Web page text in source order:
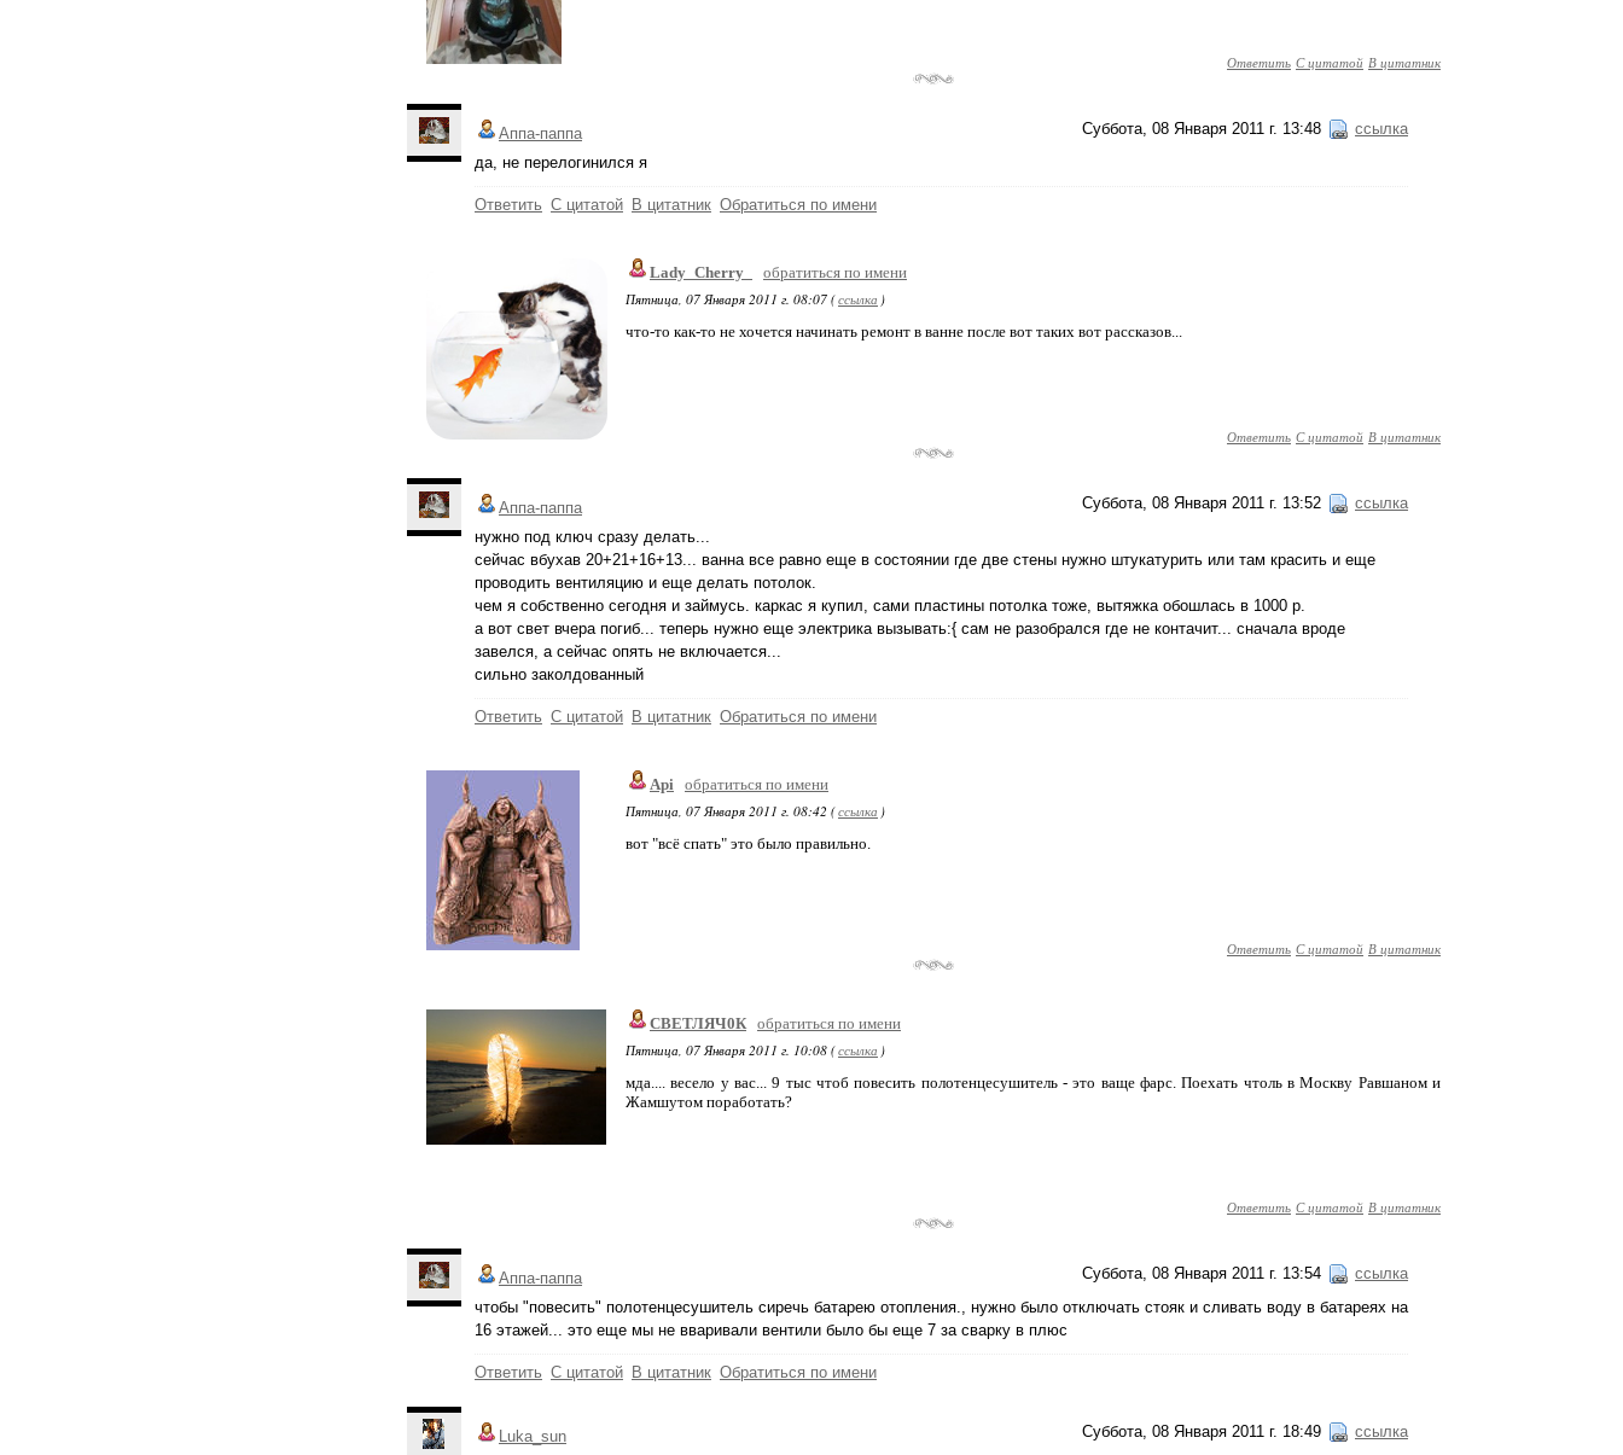
Ответить С цитатой В цитатник
Суббота, 08 Января 2011 г. 13:48 ссылка
Аппа-паппа
да, не перелогинился я
Ответить С цитатой В цитатник Обратиться по имени
Lady_Cherry_
обратиться по имени
Пятница, 07 Января 2011 г. 08:07 (ссылка )
что-то как-то не хочется начинать ремонт в ванне после вот таких вот рассказов...
Ответить С цитатой В цитатник
Суббота, 08 Января 2011 г. 13:52 ссылка
Аппа-паппа
нужно под ключ сразу делать...
сейчас вбухав 20+21+16+13... ванна все равно еще в состоянии где две стены нужно штукатурить или там красить и еще
проводить вентиляцию и еще делать потолок.
чем я собственно сегодня и займусь. каркас я купил, сами пластины потолка тоже, вытяжка обошлась в 1000 р.
а вот свет вчера погиб... теперь нужно еще электрика вызывать:{ сам не разобрался где не контачит... сначала вроде
завелся, а сейчас опять не включается...
сильно заколдованный
Ответить С цитатой В цитатник Обратиться по имени
Api обратиться по имени
Пятница, 07 Января 2011 г. 08:42 (ссылка )
вот "всё спать" это было правильно.
Ответить С цитатой В цитатник
СВЕТЛЯЧ0К обратиться по имени
Пятница, 07 Января 2011 г. 10:08 (ссылка )
мда.... весело у вас... 9 тыс чтоб повесить полотенцесушитель - это ваще фарс. Поехать чтоль в Москву Равшаном и
Жамшутом поработать?
Ответить С цитатой В цитатник
Суббота, 08 Января 2011 г. 13:54 ссылка
Аппа-паппа
чтобы "повесить" полотенцесушитель сиречь батарею отопления., нужно было отключать стояк и сливать воду в батареях на
16 этажей... это еще мы не вваривали вентили было бы еще 7 за сварку в плюс
Ответить С цитатой В цитатник Обратиться по имени
Суббота, 08 Января 2011 г. 18:49 ссылка
Luka_sun